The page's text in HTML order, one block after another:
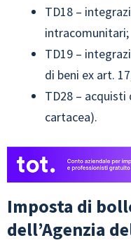
TD18 –
intracomunitari;
TD19 –
di beni ex art.
TD28 –
cartacea).
Imposta di
dell’Agenzia